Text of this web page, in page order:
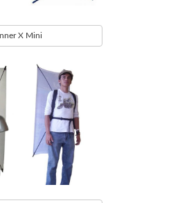
X Mini